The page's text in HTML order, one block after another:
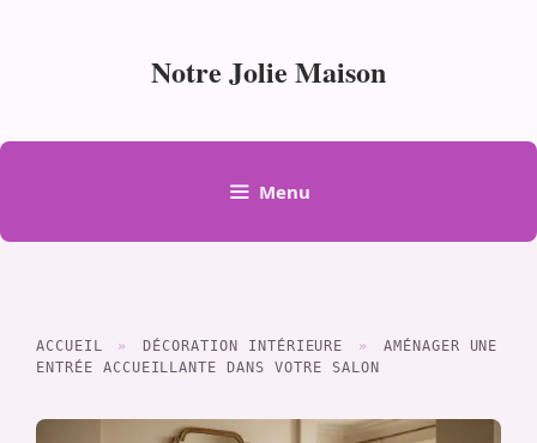
Notre Jolie Maison
Menu
ACCUEIL » DÉCORATION INTÉRIEURE »
AMÉNAGER UNE
ENTRÉE ACCUEILLANTE DANS VOTRE SALON